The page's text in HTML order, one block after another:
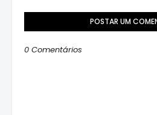
POSTAR UM
0 Comentários